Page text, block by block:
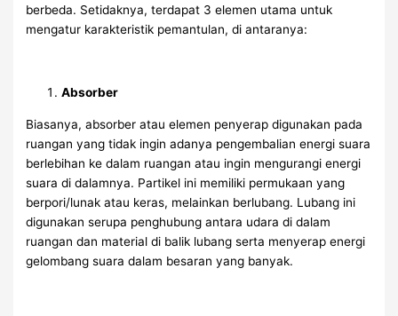
berbeda. Setidaknya, terdapat 3 elemen utama untuk
mengatur karakteristik pemantulan, di antaranya:
Absorber
Biasanya, absorber atau elemen penyerap digunakan pada
ruangan yang tidak ingin adanya pengembalian energi suara
berlebihan ke dalam ruangan atau ingin mengurangi energi
suara di dalamnya. Partikel ini memiliki permukaan yang
berpori/lunak atau keras, melainkan berlubang. Lubang ini
digunakan serupa penghubung antara udara di dalam
ruangan dan material di balik lubang serta menyerap energi
gelombang suara dalam besaran yang banyak.